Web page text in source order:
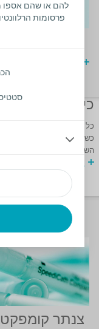
להם או שהם אספו
פרסומות
כיצד לעזור
כל ילד הוא שונה, ולכן חשוב
כשהילד יהיה מוכן, תוכל
השלפוחית.
צנתר